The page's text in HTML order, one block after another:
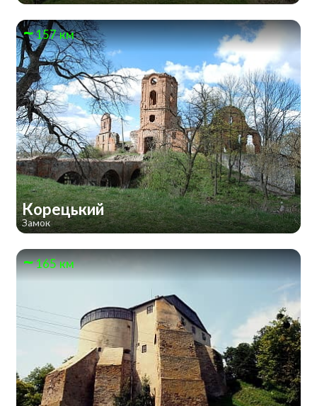
157 км
Корецький
Замок
165 км